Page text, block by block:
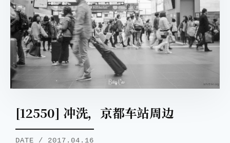
[12550] 冲洗，京都车站周边
DATE / 2017.04.16